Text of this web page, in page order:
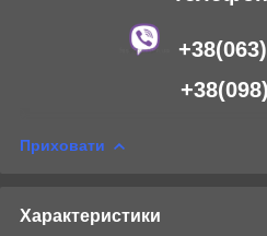
+38(098)-
Приховати
Характеристики